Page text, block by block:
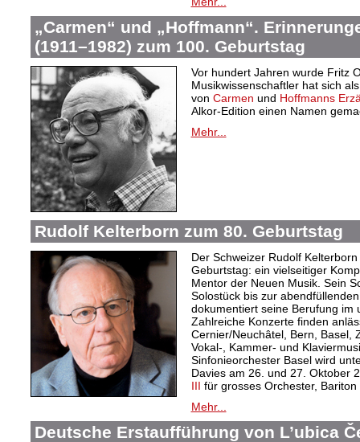
„Carmen“ und „Hoffmann“.
(1911–1982) zum 100. Geburtstag
Vor hundert Jahren wurde Fritz
Musikwissenschaftler hat sich
von Carmen und Hoffmanns
Alkor-Edition einen Namen
Mehr...
Rudolf Kelterborn zum 80. Geburtstag
Der Schweizer Rudolf
Geburtstag: ein vielseitiger
Mentor der Neuen Musik. Sein
Solostück bis zur
dokumentiert seine Berufung im
Zahlreiche Konzerte finden
Cernier/Neuchâtel, Bern, Basel,
Vokal-, Kammer- und
Sinfonieorchester Basel wird
Davies am 26. und 27. Oktober
III für grosses Orchester,
Mehr...
Deutsche Erstaufführung von L’ubica